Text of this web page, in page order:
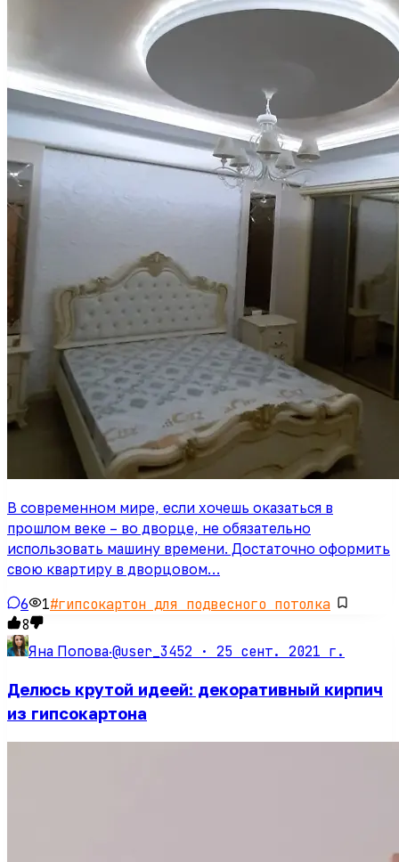
В современном мире, если хочешь оказаться в
прошлом веке – во дворце, не обязательно
использовать машину времени. Достаточно оформить
свою квартиру в дворцовом…
6 1#гипсокартон для подвесного потолка
8
Яна Попова·@user_3452 · 25 сент. 2021 г.
Делюсь крутой идеей: декоративный кирпич
из гипсокартона